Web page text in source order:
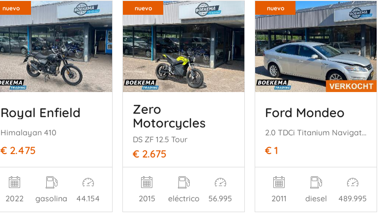
nuevo
Royal Enfield
Himalayan 410
€ 2.475
2022 gasolina 44.154
nuevo
Zero
Motorcycles
DS ZF 12.5 Tour
€ 2.675
2015 eléctrico 56.995
nuevo
Ford Mondeo
2.0 TDCi Titanium Navigatie Climate Cruise PDC Trekh.
€ 1
2011 diesel 489.995